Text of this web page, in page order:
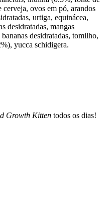
ovos em pó, arandos
urtiga, equinácea,
desidratadas, mangas
desidratadas, tomilho,
yucca schidigera.
Growth Kitten todos os dias!